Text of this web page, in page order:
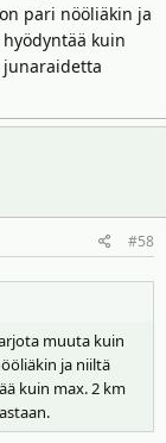
sijaan
sitten
pari nööliäkin ja
kuin
junaraidetta
#58
muuta kuin
ja niiltä
kuin max. 2 km